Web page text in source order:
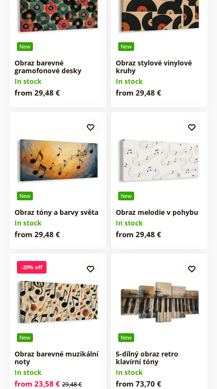
New
Obraz barevné
gramofonové desky
In stock
from 29,48 €
New
Obraz stylové vinylové
kruhy
In stock
from 29,48 €
New
Obraz tóny a barvy světa
In stock
from 29,48 €
New
Obraz melodie v pohybu
In stock
from 29,48 €
New
-20% off
Obraz barevné muzikální
noty
In stock
from 23,58 € 29,48 €
New
5-dílný obraz retro
klavírní tóny
In stock
from 73,70 €